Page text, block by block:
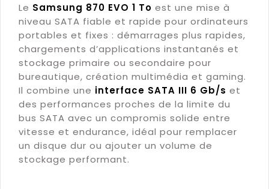
Le Samsung 870 EVO 1 To est une mise à
niveau SATA fiable et rapide pour ordinateurs
portables et fixes : démarrages plus rapides,
chargements d’applications instantanés et
stockage primaire ou secondaire pour
bureautique, création multimédia et gaming.
Il combine une interface SATA III 6 Gb/s et
des performances proches de la limite du
bus SATA avec un compromis solide entre
vitesse et endurance, idéal pour remplacer
un disque dur ou ajouter un volume de
stockage performant.